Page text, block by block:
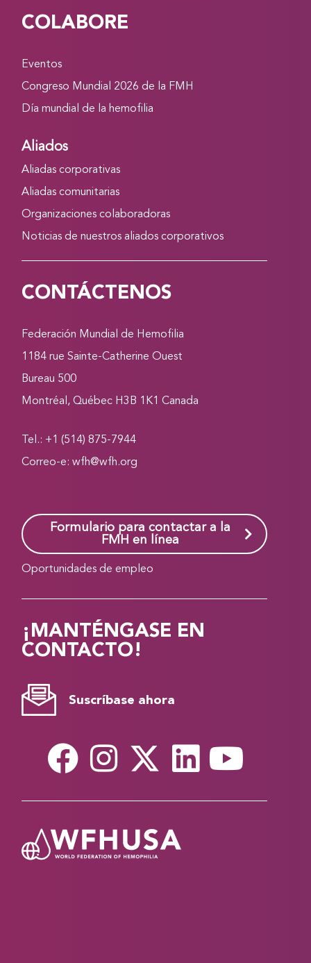
COLABORE
Eventos
Congreso Mundial 2026 de la FMH
Día mundial de la hemofilia
Aliados
Aliadas corporativas
Aliadas comunitarias
Organizaciones colaboradoras
Noticias de nuestros aliados corporativos
CONTÁCTENOS
Federación Mundial de Hemofilia
1184 rue Sainte-Catherine Ouest
Bureau 500
Montréal, Québec H3B 1K1 Canada
Tel.: +1 (514) 875-7944
Correo-e:wfh@wfh.org
Formulario para contactar a la
FMH en línea
Oportunidades de empleo
¡MANTÉNGASE EN
CONTACTO!
Suscríbase ahora